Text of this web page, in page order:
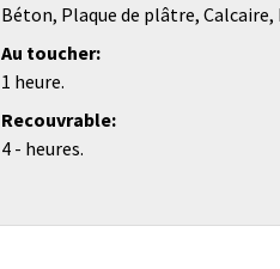
Béton, Plaque de plâtre,
Au toucher
1 heure.
Recouvrable
4 - heures.